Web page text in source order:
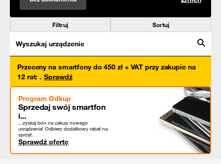
Filtruj Sortuj
Wyszukaj urządzenie
Przeceny na smartfony do 450 zł + VAT przy zakupie na
12 rat: . Sprawdź
Program Odkup
Sprzedaj swój smartfon
i...
...zyskaj bon na zakup nowego
urządzenia! Odbierz dodatkowy rabat na
sprzęt.
Sprawdź ofertę